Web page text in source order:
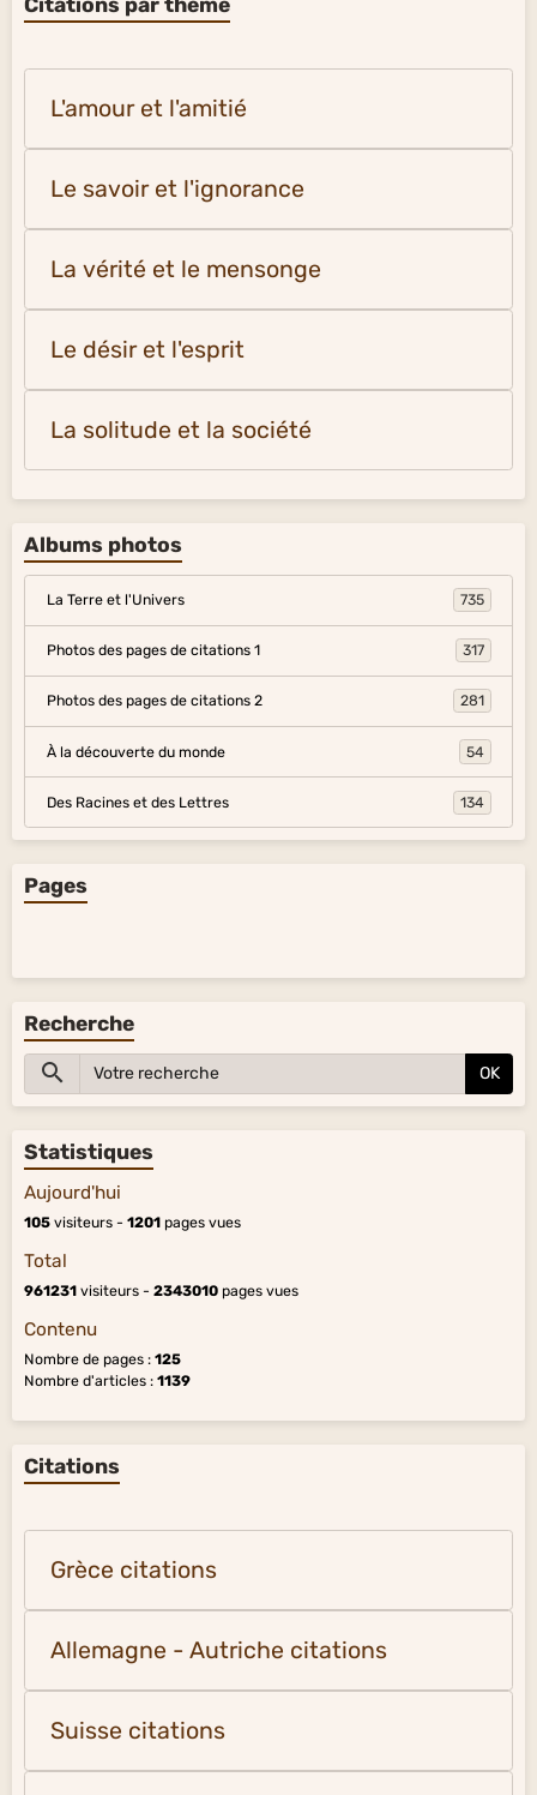
L'amour et l'amitié
Le savoir et l'ignorance
La vérité et le mensonge
Le désir et l'esprit
La solitude et la société
Albums photos
La Terre et l'Univers 735
Photos des pages de citations 1 317
Photos des pages de citations 2 281
À la découverte du monde 54
Des Racines et des Lettres 134
Pages
Recherche
OK
Statistiques
Aujourd'hui
105 visiteurs - 1201 pages vues
Total
961231 visiteurs - 2343010 pages vues
Contenu
Nombre de pages : 125
Nombre d'articles : 1139
Citations
Grèce citations
Allemagne - Autriche citations
Suisse citations